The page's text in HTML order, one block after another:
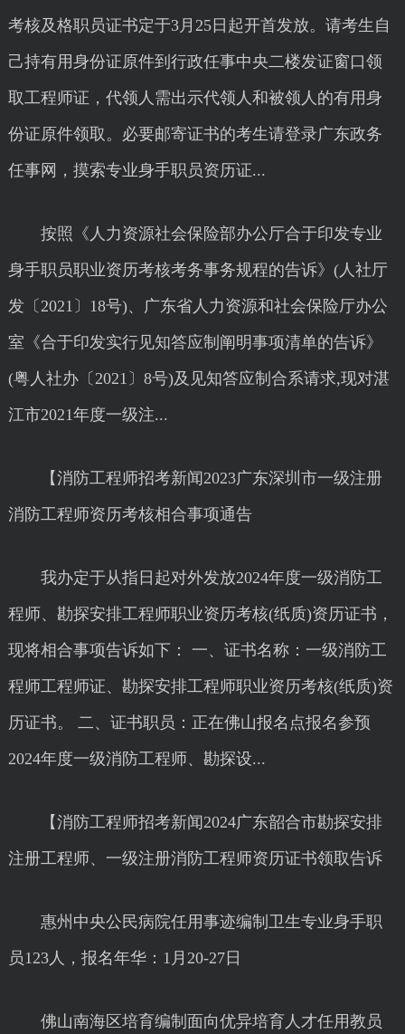
考核及格职员证书定于3月25日起开首发放。请考生自
己持有用身份证原件到行政任事中央二楼发证窗口领
取工程师证，代领人需出示代领人和被领人的有用身
份证原件领取。必要邮寄证书的考生请登录广东政务
任事网，摸索专业身手职员资历证...
按照《人力资源社会保险部办公厅合于印发专业
身手职员职业资历考核考务事务规程的告诉》(人社厅
发〔2021〕18号)、广东省人力资源和社会保险厅办公
室《合于印发实行见知答应制阐明事项清单的告诉》
(粤人社办〔2021〕8号)及见知答应制合系请求,现对湛
江市2021年度一级注...
【消防工程师招考新闻2023广东深圳市一级注册
消防工程师资历考核相合事项通告
我办定于从指日起对外发放2024年度一级消防工
程师、勘探安排工程师职业资历考核(纸质)资历证书，
现将相合事项告诉如下： 一、证书名称：一级消防工
程师工程师证、勘探安排工程师职业资历考核(纸质)资
历证书。 二、证书职员：正在佛山报名点报名参预
2024年度一级消防工程师、勘探设...
【消防工程师招考新闻2024广东韶合市勘探安排
注册工程师、一级注册消防工程师资历证书领取告诉
惠州中央公民病院任用事迹编制卫生专业身手职
员123人，报名年华：1月20-27日
佛山南海区培育编制面向优异培育人才任用教员